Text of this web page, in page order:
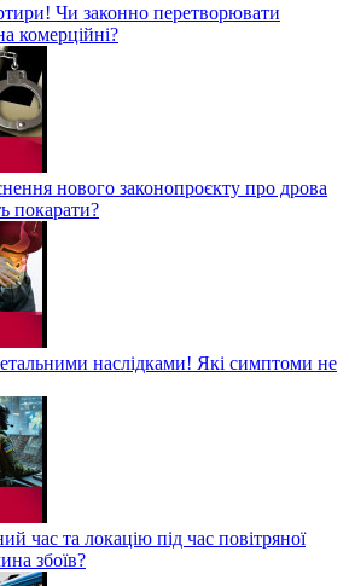
Чи законно перетворювати
комерційні?
нового законопроєкту про дрова
покарати?
наслідками! Які симптоми не
час та локацію під час повітряної
збоїв?